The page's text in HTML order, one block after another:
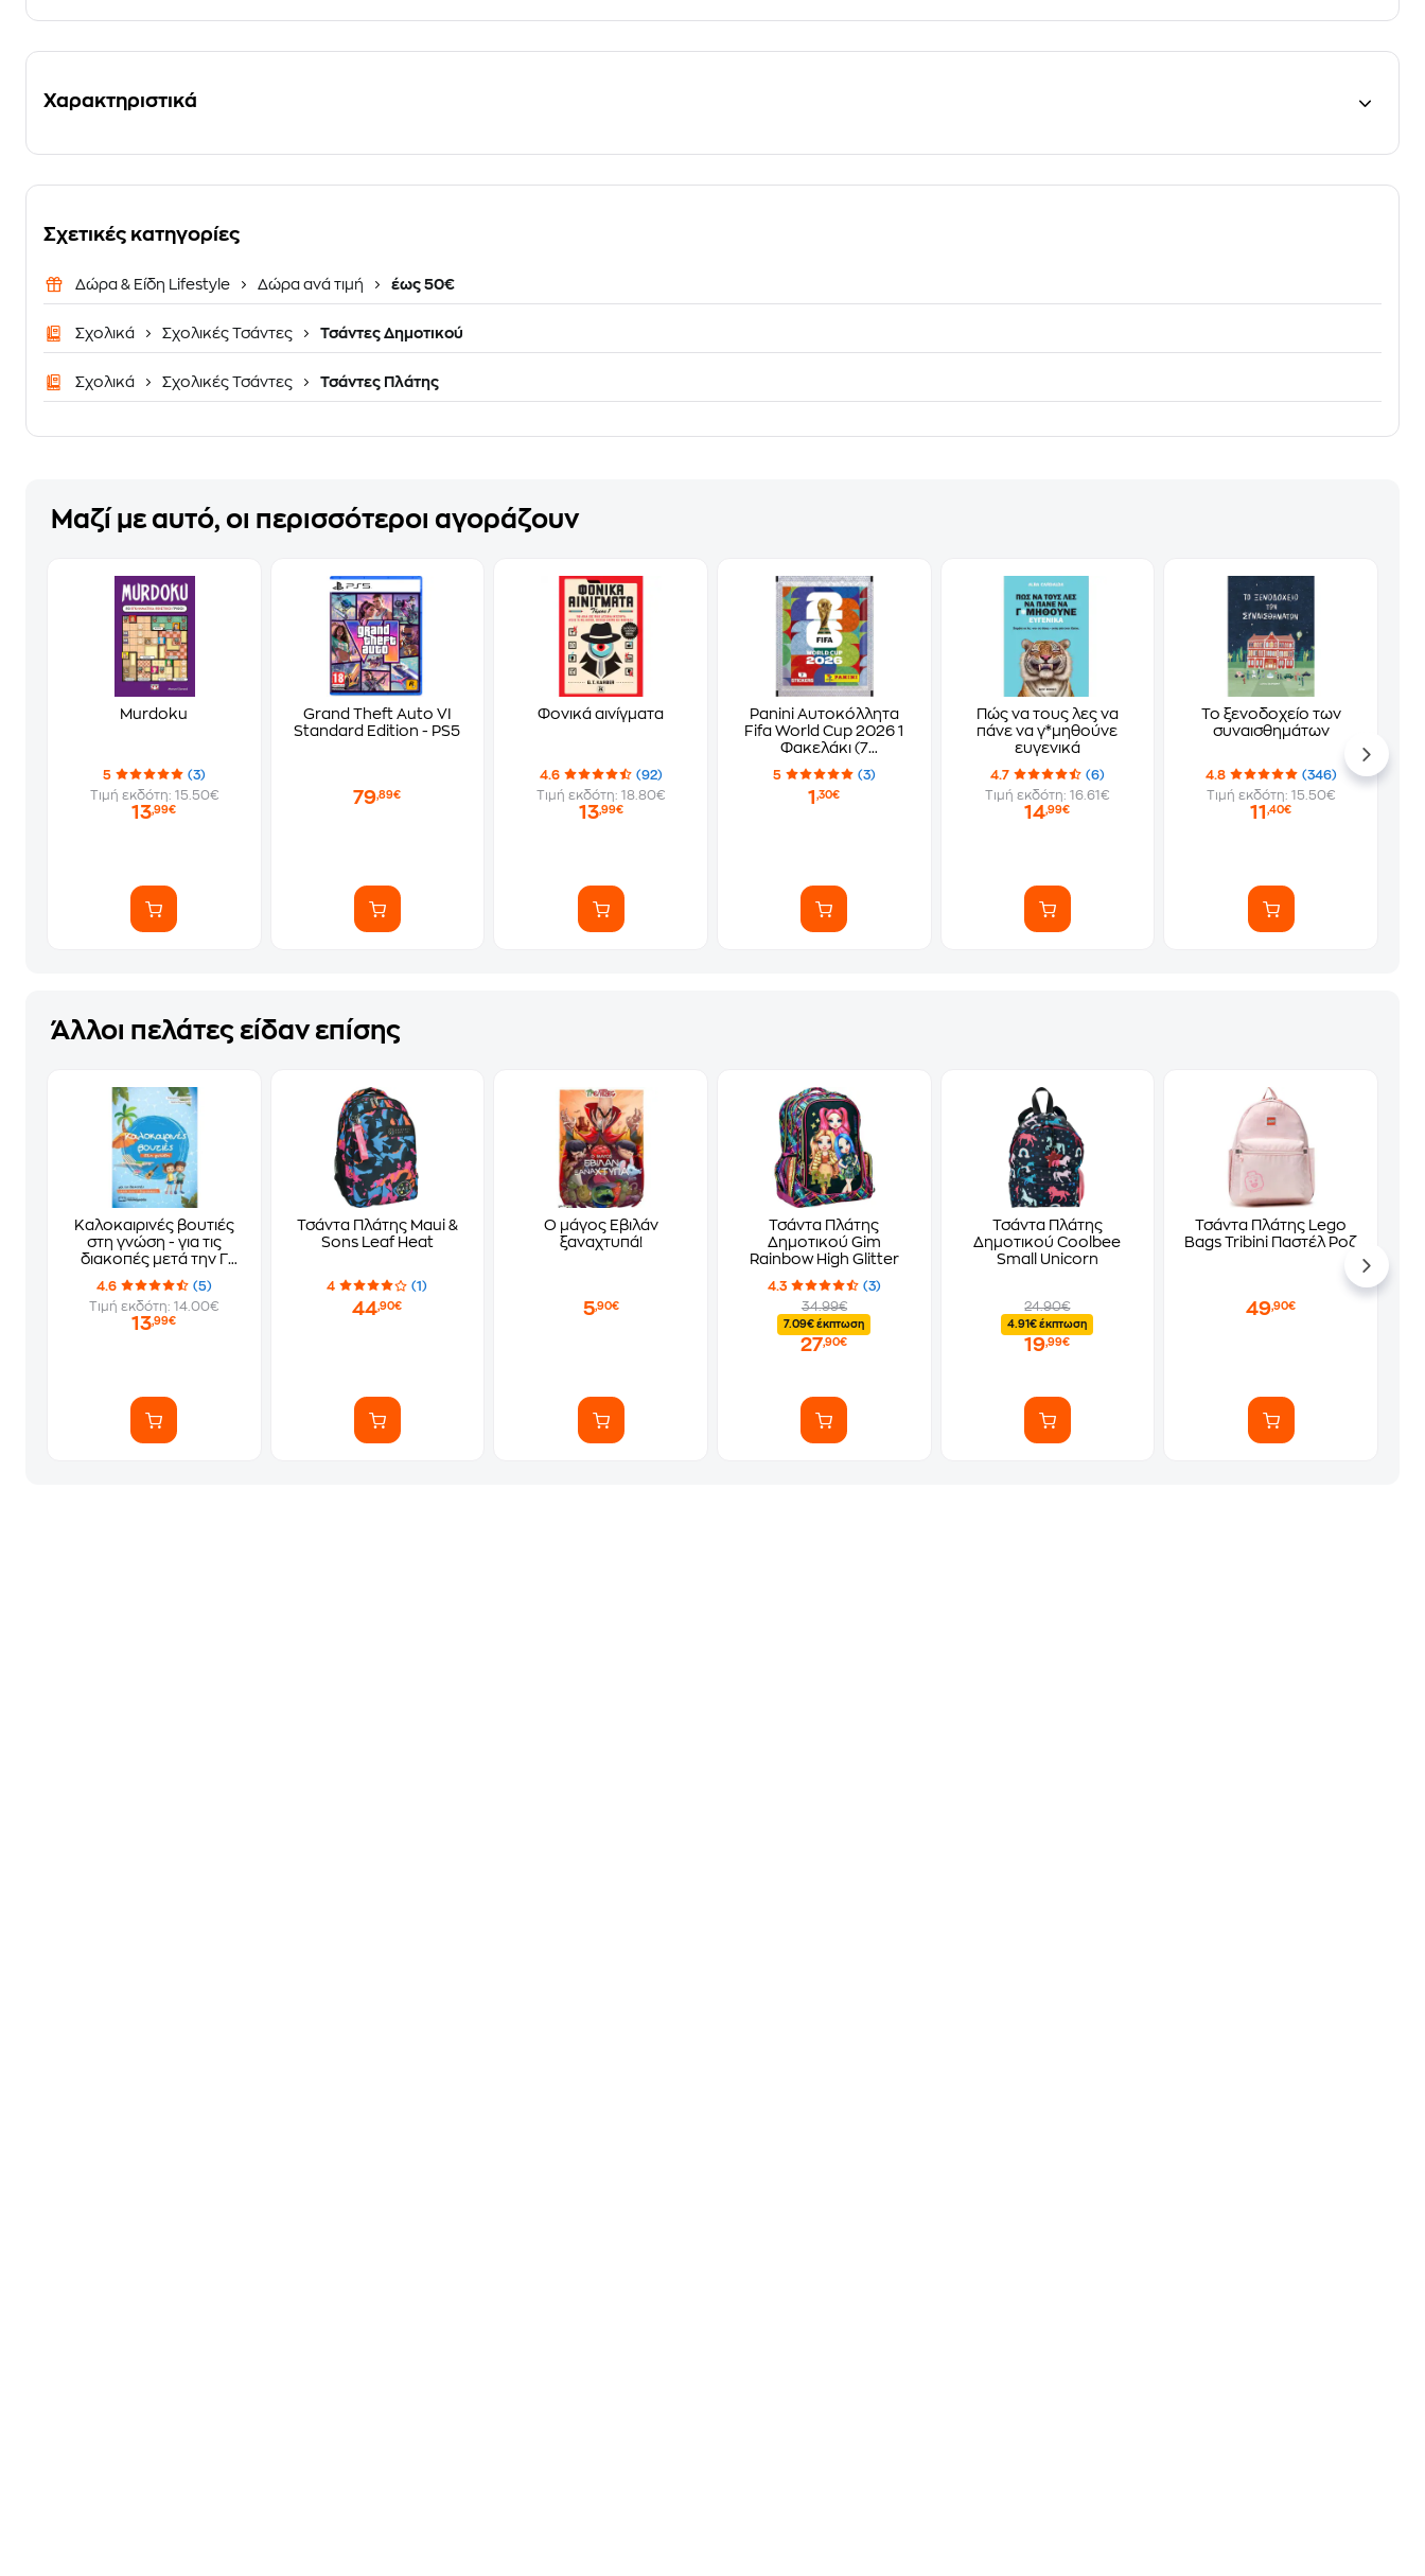
Χαρακτηριστικά
Σχετικές κατηγορίες
Δώρα & Είδη Lifestyle Δώρα ανά τιμή έως 50€
Σχολικά Σχολικές Τσάντες Τσάντες Δημοτικού
Σχολικά Σχολικές Τσάντες Τσάντες Πλάτης
Μαζί με αυτό, οι περισσότεροι αγοράζουν
Murdoku
5
(3)
Τιμή εκδότη: 15.50€
13,99€
Grand Theft Auto VI
Standard Edition - PS5
79,89€
Φονικά αινίγματα
4.6
(92)
Τιμή εκδότη: 18.80€
13,99€
Panini Αυτοκόλλητα
Fifa World Cup 2026 1
Φακελάκι (7
Αυτοκόλλητα)
5 (3)
1,30€
Πώς να τους λες να
πάνε να γ*μηθούνε
ευγενικά
4.7
(6)
Τιμή εκδότη: 16.61€
14,99€
Το ξενοδοχείο των
συναισθημάτων
4.8
(346)
Τιμή εκδότη: 15.50€
11,40€
Άλλοι πελάτες είδαν επίσης
Καλοκαιρινές βουτιές
στη γνώση - για τις
διακοπές μετά την Γ
δημοτικού
4.6
(5)
Τιμή εκδότη: 14.00€
13,99€
Τσάντα Πλάτης Maui &
Sons Leaf Heat
4 (1)
44,90€
Ο μάγος Εβιλάν
ξαναχτυπά!
5,90€
Τσάντα Πλάτης
Δημοτικού Gim
Rainbow High Glitter
4.3
(3)
34.99€
7.09€ έκπτωση
27,90€
Τσάντα Πλάτης
Δημοτικού Coolbee
Small Unicorn
24.90€
4.91€ έκπτωση
19,99€
Τσάντα Πλάτης Lego
Bags Tribini Παστέλ Ροζ
49,90€